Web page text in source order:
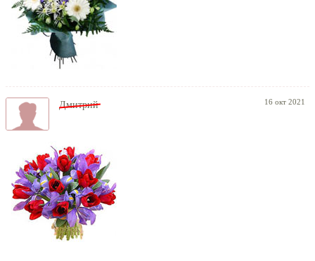
16 окт 2021
Дмитрий